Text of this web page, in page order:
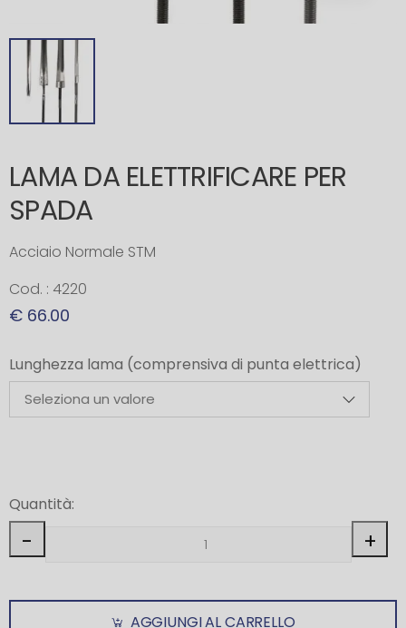
LAMA DA ELETTRIFICARE PER
SPADA
Acciaio Normale STM
Cod. : 4220
€ 66.00
Lunghezza lama (comprensiva di punta elettrica)
Quantità:
- +
AGGIUNGI AL CARRELLO